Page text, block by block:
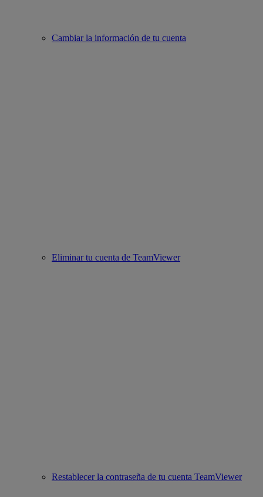
Cambiar la información de tu cuenta
Eliminar tu cuenta de TeamViewer
Restablecer la contraseña de tu cuenta TeamViewer